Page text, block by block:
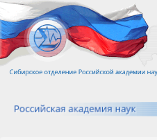
Перейти
к
основному
содержанию